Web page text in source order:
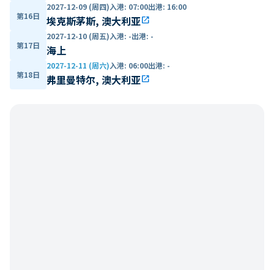
第16日
2027-12-09 (周四)入港: 07:00出港: 16:00
埃克斯茅斯, 澳大利亚open_in_new
第17日
2027-12-10 (周五)入港: -出港: -
海上
第18日
2027-12-11 (周六)入港: 06:00出港: -
弗里曼特尔, 澳大利亚open_in_new